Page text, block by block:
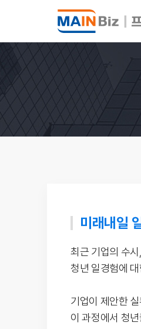
미래내일
최근 기업의 수
청년 일경험에
기업이 제안한
이 과정에서 청